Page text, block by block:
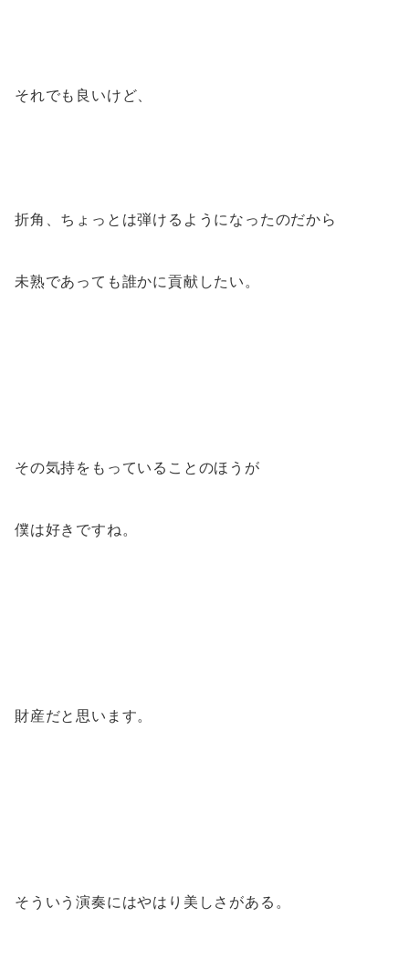
それでも良いけど、
折角、ちょっとは弾けるようになったのだから
未熟であっても誰かに貢献したい。
その気持をもっていることのほうが
僕は好きですね。
財産だと思います。
そういう演奏にはやはり美しさがある。